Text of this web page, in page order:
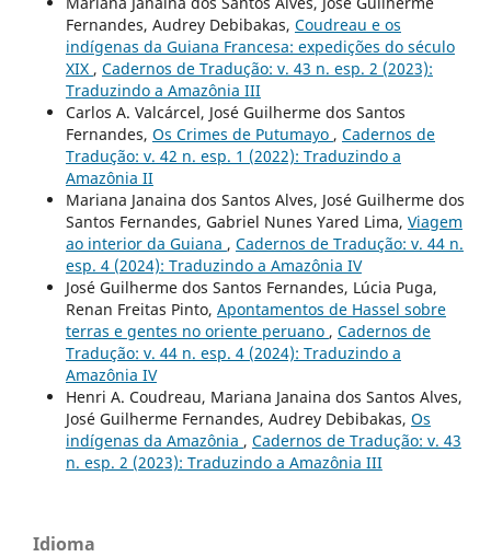
Fernandes, Audrey Debibakas, Coudreau e os
indígenas da Guiana Francesa: expedições do século
XIX , Cadernos de Tradução: v. 43 n. esp. 2 (2023):
Traduzindo a Amazônia III
Carlos A. Valcárcel, José Guilherme dos Santos
Fernandes, Os Crimes de Putumayo , Cadernos de
Tradução: v. 42 n. esp. 1 (2022): Traduzindo a
Amazônia II
Mariana Janaina dos Santos Alves, José Guilherme dos
Santos Fernandes, Gabriel Nunes Yared Lima, Viagem
ao interior da Guiana , Cadernos de Tradução: v. 44 n.
esp. 4 (2024): Traduzindo a Amazônia IV
José Guilherme dos Santos Fernandes, Lúcia Puga,
Renan Freitas Pinto, Apontamentos de Hassel sobre
terras e gentes no oriente peruano , Cadernos de
Tradução: v. 44 n. esp. 4 (2024): Traduzindo a
Amazônia IV
Henri A. Coudreau, Mariana Janaina dos Santos Alves,
José Guilherme Fernandes, Audrey Debibakas, Os
indígenas da Amazônia , Cadernos de Tradução: v. 43
n. esp. 2 (2023): Traduzindo a Amazônia III
Idioma